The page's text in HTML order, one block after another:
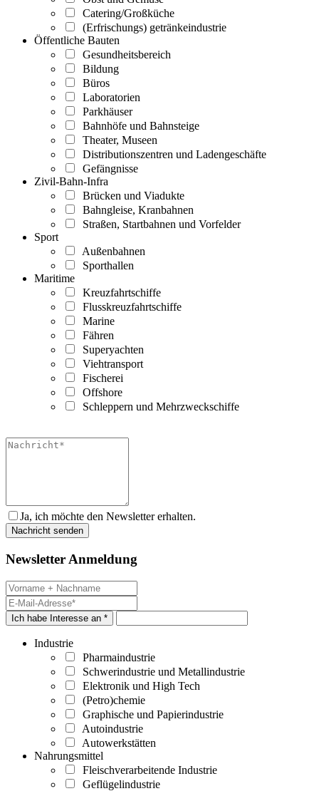
Catering/Großküche
(Erfrischungs) getränkeindustrie
Öffentliche Bauten
Gesundheitsbereich
Bildung
Büros
Laboratorien
Parkhäuser
Bahnhöfe und Bahnsteige
Theater, Museen
Distributionszentren und Ladengeschäfte
Gefängnisse
Zivil-Bahn-Infra
Brücken und Viadukte
Bahngleise, Kranbahnen
Straßen, Startbahnen und Vorfelder
Sport
Außenbahnen
Sporthallen
Maritime
Kreuzfahrtschiffe
Flusskreuzfahrtschiffe
Marine
Fähren
Superyachten
Viehtransport
Fischerei
Offshore
Schleppern und Mehrzweckschiffe
Ja, ich möchte den Newsletter erhalten.
Newsletter Anmeldung
Ich habe Interesse an *
Industrie
Pharmaindustrie
Schwerindustrie und Metallindustrie
Elektronik und High Tech
(Petro)chemie
Graphische und Papierindustrie
Autoindustrie
Autowerkstätten
Nahrungsmittel
Fleischverarbeitende Industrie
Geflügelindustrie